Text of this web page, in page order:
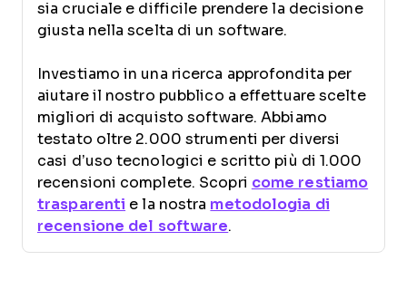
sia cruciale e difficile prendere la decisione
giusta nella scelta di un software.
Investiamo in una ricerca approfondita per
aiutare il nostro pubblico a effettuare scelte
migliori di acquisto software. Abbiamo
testato oltre 2.000 strumenti per diversi
casi d’uso tecnologici e scritto più di 1.000
recensioni complete. Scopri come restiamo
trasparenti e la nostra metodologia di
recensione del software.